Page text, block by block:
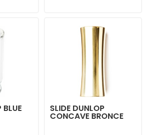
BLUE SLIDE DUNLOP
CONCAVE BRONCE